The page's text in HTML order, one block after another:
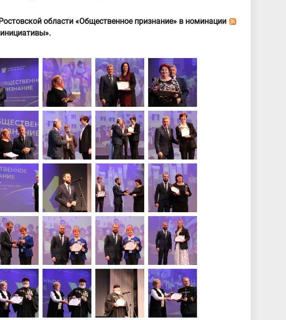
области «Общественное признание» в номинации